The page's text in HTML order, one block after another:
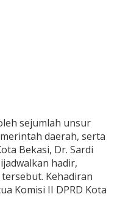
sejumlah unsur
daerah, serta
Bekasi, Dr. Sardi
hadir,
Kehadiran
Komisi II DPRD Kota